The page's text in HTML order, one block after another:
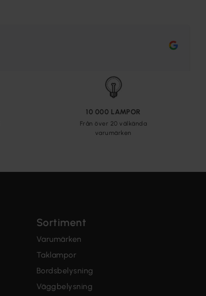
10 000 LAMPOR
Från över 20 välkända
varumärken
Sortiment
Varumärken
Taklampor
Bordsbelysning
Väggbelysning